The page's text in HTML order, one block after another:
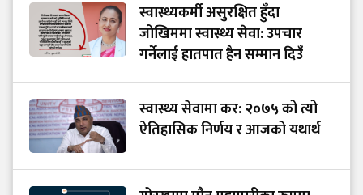
स्वास्थ्यकर्मी असुरक्षित हुँदा
जोखिममा स्वास्थ्य सेवा: उपचार
गर्नेलाई हातपात हैन सम्मान दिउँ
स्वास्थ्य सेवामा कर: २०७५ को त्यो
ऐतिहासिक निर्णय र आजको यथार्थ